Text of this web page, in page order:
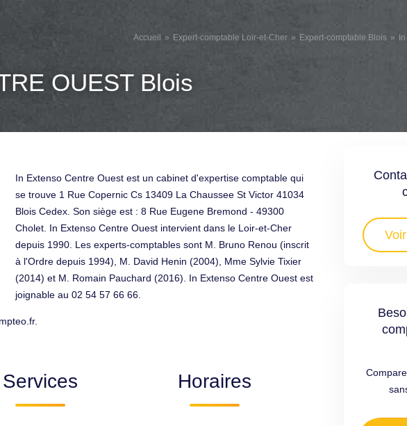
Accueil Expert-comptable Loir-et-Cher Expert-comptable Blois
OUEST Blois
In Extenso Centre Ouest est un cabinet d'expertise comptable qui
se trouve 1 Rue Copernic Cs 13409 La Chaussee St Victor 41034
Blois Cedex. Son siège est : 8 Rue Eugene Bremond - 49300
Cholet. In Extenso Centre Ouest intervient dans le Loir-et-Cher
depuis 1990. Les experts-comptables sont M. Bruno Renou (inscrit
à l'Ordre depuis 1994), M. David Henin (2004), Mme Sylvie Tixier
(2014) et M. Romain Pauchard (2016). In Extenso Centre Ouest est
joignable au 02 54 57 66 66.
Services Horaires